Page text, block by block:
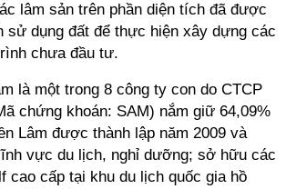
lâm sản trên phần diện tích đã được
sử dụng đất để thực hiện xây dựng các
chưa đầu tư.
là một trong 8 công ty con do CTCP
chứng khoán: SAM) nắm giữ 64,09%
Lâm được thành lập năm 2009 và
vực du lịch, nghỉ dưỡng; sở hữu các
cao cấp tại khu du lịch quốc gia hồ